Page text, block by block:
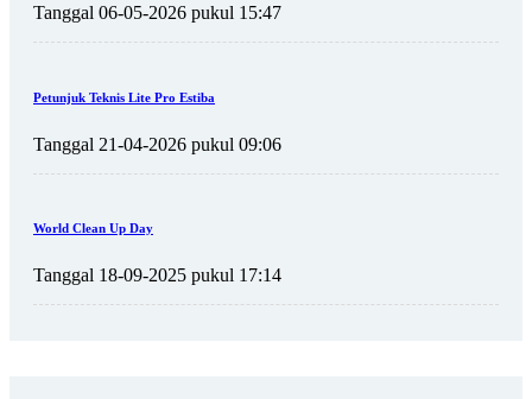
Tanggal 06-05-2026 pukul 15:47
Petunjuk Teknis Lite Pro Estiba
Tanggal 21-04-2026 pukul 09:06
World Clean Up Day
Tanggal 18-09-2025 pukul 17:14